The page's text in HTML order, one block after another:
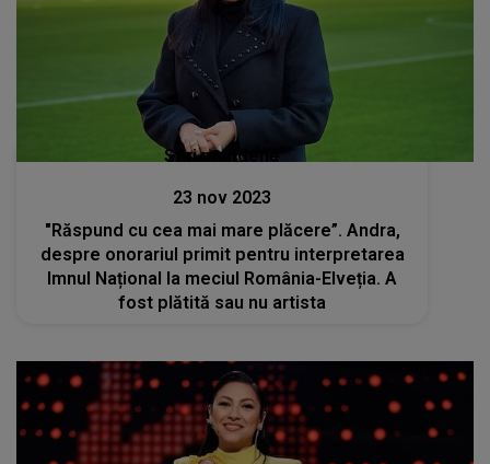
Stiri mondene
23 nov 2023
"Răspund cu cea mai mare plăcere”. Andra,
despre onorariul primit pentru interpretarea
Imnul Național la meciul România-Elveția. A
fost plătită sau nu artista